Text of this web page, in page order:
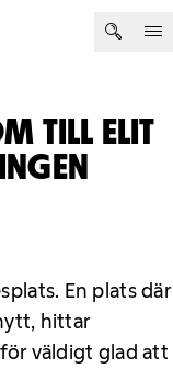
TILL ELIT
En plats där
hittar
väldigt glad att